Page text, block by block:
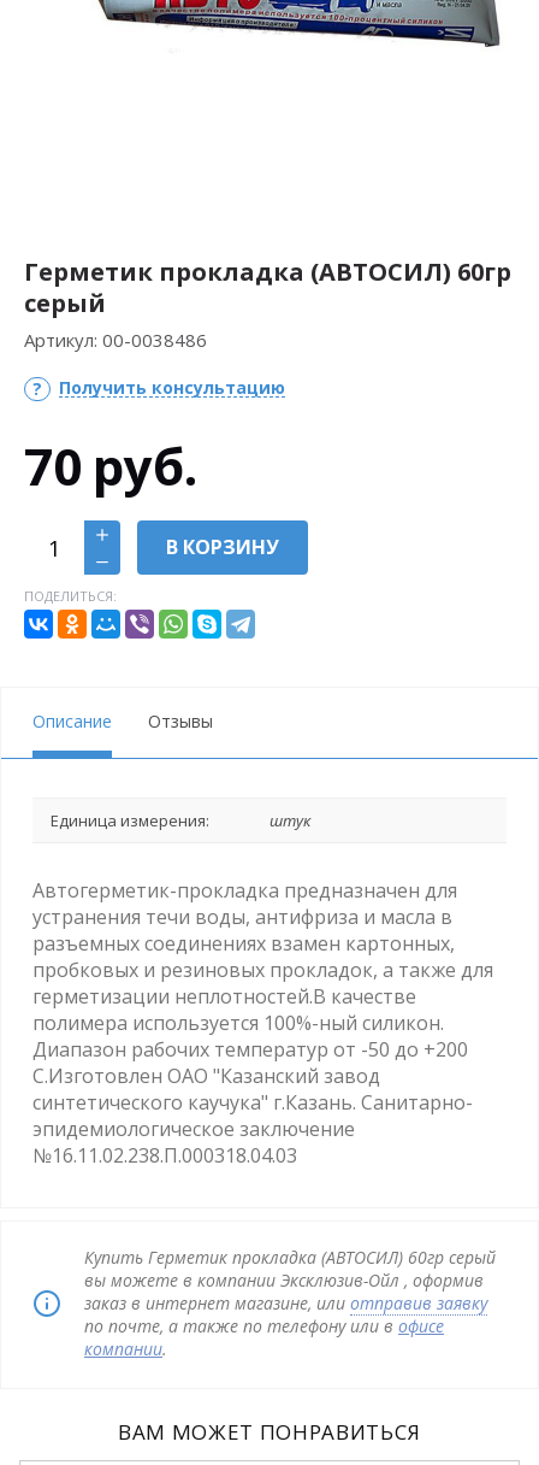
Герметик прокладка (АВТОСИЛ) 60гр
серый
Артикул: 00-0038486
Получить консультацию
70 руб.
В КОРЗИНУ
ПОДЕЛИТЬСЯ:
Описание Отзывы
Единица измерения: штук
Автогерметик-прокладка предназначен для
устранения течи воды, антифриза и масла в
разъемных соединениях взамен картонных,
пробковых и резиновых прокладок, а также для
герметизации неплотностей.В качестве
полимера используется 100%-ный силикон.
Диапазон рабочих температур от -50 до +200
С.Изготовлен ОАО "Казанский завод
синтетического каучука" г.Казань. Санитарно-
эпидемиологическое заключение
№16.11.02.238.П.000318.04.03
Купить Герметик прокладка (АВТОСИЛ) 60гр серый
вы можете в компании Эксклюзив-Ойл , оформив
заказ в интернет магазине, или отправив заявку
по почте, а также по телефону или в офисе
компании.
ВАМ МОЖЕТ ПОНРАВИТЬСЯ